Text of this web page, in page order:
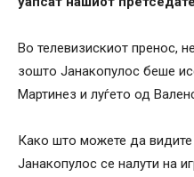
Во телевизискиот пренос,
зошто Јанакопулос беше
Мартинез и луѓето од
Како што можете да
Јанакопулос се налути на